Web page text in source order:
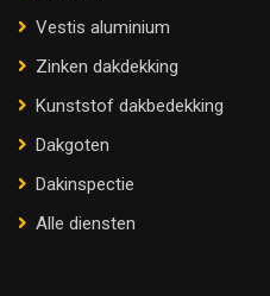
Vestis aluminium
Zinken dakdekking
Kunststof dakbedekking
Dakgoten
Dakinspectie
Alle diensten